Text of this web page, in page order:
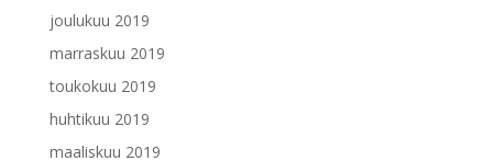
joulukuu 2019
marraskuu 2019
toukokuu 2019
huhtikuu 2019
maaliskuu 2019